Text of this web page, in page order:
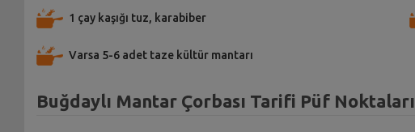
1 çay kaşığı tuz, karabiber
Varsa 5-6 adet taze kültür mantarı
Buğdaylı Mantar Çorbası Tarifi Püf Noktaları